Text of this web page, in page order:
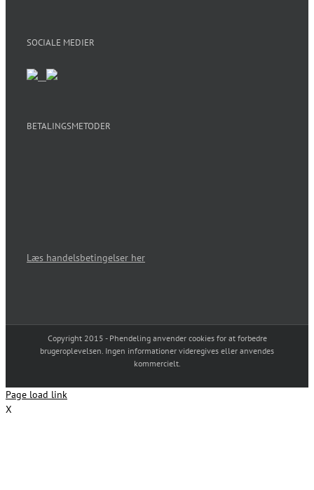
SOCIALE MEDIER
BETALINGSMETODER
Læs handelsbetingelser her
Copyright 2015 - Phendeling anvender cookies for at forbedre
brugeroplevelsen. Ingen informationer videregives eller anvendes
kommercielt.
Page load link
X